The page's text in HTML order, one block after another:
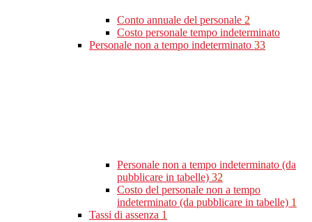
Conto annuale del personale 2
Costo personale tempo indeterminato
Personale non a tempo indeterminato 33
Personale non a tempo indeterminato (da
pubblicare in tabelle) 32
Costo del personale non a tempo
indeterminato (da pubblicare in tabelle) 1
Tassi di assenza 1